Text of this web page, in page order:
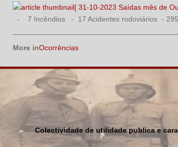
[ 31-10-2023 Saídas mês de
- 7 Incêndios - 17 Acidentes rodoviários - 295
More inOcorrências
Colectividade de utilidade publica e